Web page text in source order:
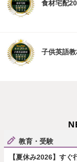
食材宅配
子供英語
教育・受験
【夏休み2026】すぐ